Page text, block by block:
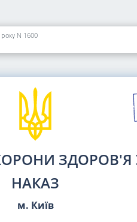
N 1600
ЗДОРОВ'Я
НАКАЗ
м. Київ